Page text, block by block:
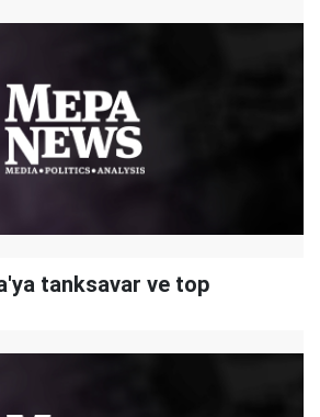
tanksavar ve top